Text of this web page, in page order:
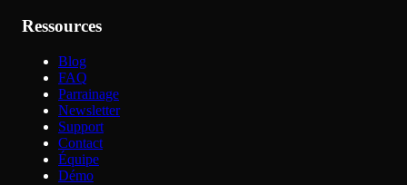
Ressources
Blog
FAQ
Parrainage
Newsletter
Support
Contact
Équipe
Démo